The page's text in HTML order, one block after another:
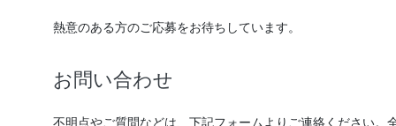
熱意のある方のご応募をお待ちしています。
お問い合わせ
不明点やご質問などは、下記フォームよりご連絡ください。